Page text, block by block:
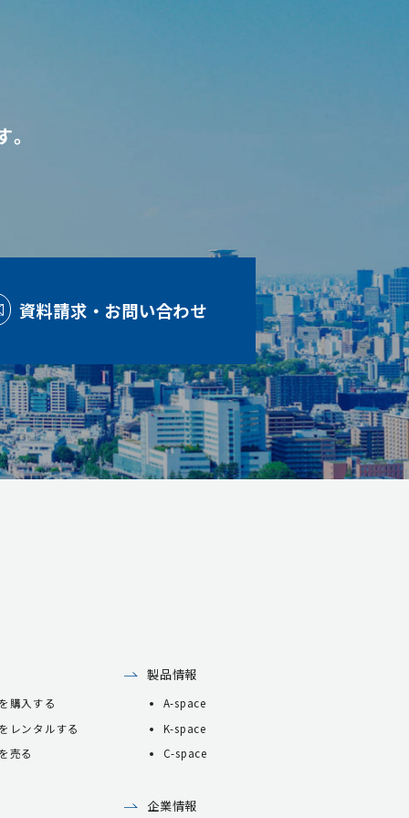
資料請求・お問い合わせ
購入する
レンタルする
売る
製品情報
A-space
K-space
C-space
企業情報